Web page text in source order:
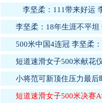
李坚柔：111带来好运
李坚柔：18年生涯不平坦
500米中国4连冠 李坚柔
短道速滑女子500米献花
小将范可新顶住压力最
短道速滑女子500米决赛A